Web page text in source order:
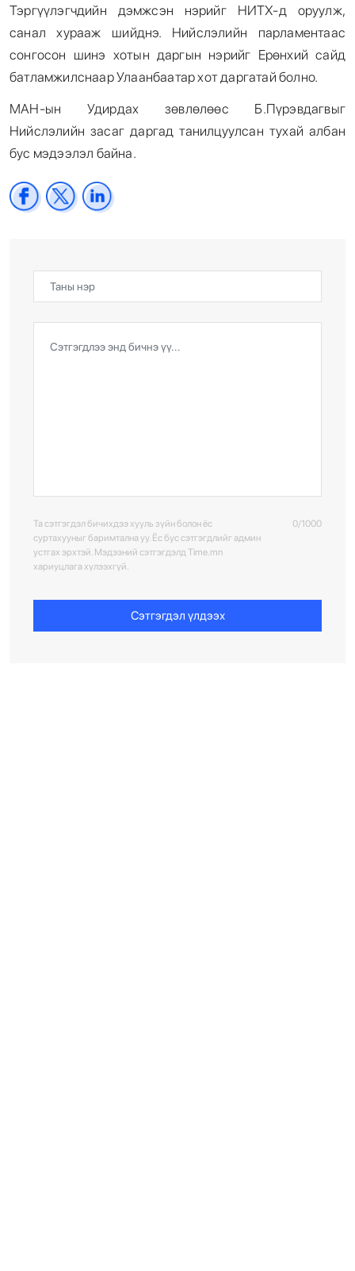
Тэргүүлэгчдийн дэмжсэн нэрийг НИТХ-д оруулж,
санал хурааж шийднэ. Нийслэлийн парламентаас
сонгосон шинэ хотын даргын нэрийг Ерөнхий сайд
батламжилснаар Улаанбаатар хот даргатай болно.
МАН-ын Удирдах зөвлөлөөс Б.Пүрэвдагвыг
Нийслэлийн засаг даргад танилцуулсан тухай албан
бус мэдээлэл байна.
Та сэтгэгдэл бичихдээ хууль зүйн болон ёс
суртахууныг баримтална уу. Ёс бус сэтгэгдлийг админ
устгах эрхтэй. Мэдээний сэтгэгдэлд Time.mn
хариуцлага хүлээхгүй.
0/1000
Сэтгэгдэл үлдээх